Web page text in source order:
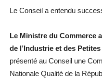
Le Conseil a entendu
Le Ministre du Commerce
de l’Industrie et des
présenté au Conseil une
Nationale Qualité de la